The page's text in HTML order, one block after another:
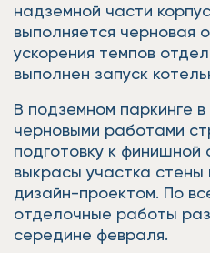
надземной части
выполняется черновая
ускорения темпов
выполнен запуск
В подземном паркинге
черновыми работами
подготовку к финишной
выкрасы участка стены
дизайн-проектом. По
отделочные работы
середине февраля.